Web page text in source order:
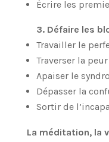
Écrire les
3. Défaire les
Travailler le
Traverser la peur
Apaiser le
Dépasser la
Sortir de
La méditation, la